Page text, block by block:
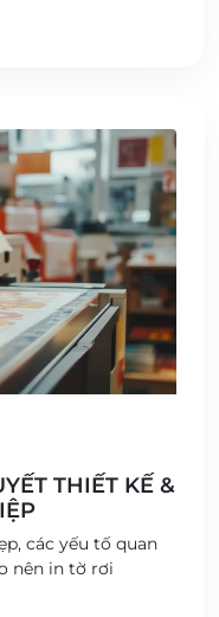
THIẾT KẾ &
các yếu tố quan
nên in tờ rơi